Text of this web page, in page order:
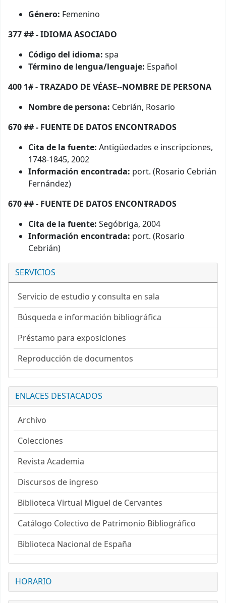
SERVICIOS
Servicio de estudio y consulta en sala
Búsqueda e información bibliográfica
Préstamo para exposiciones
Reproducción de documentos
ENLACES DESTACADOS
Archivo
Colecciones
Revista Academia
Discursos de ingreso
Biblioteca Virtual Miguel de Cervantes
Catálogo Colectivo de Patrimonio Bibliográfico
Biblioteca Nacional de España
HORARIO
Género: Femenino
377 ## - IDIOMA ASOCIADO
Código del idioma: spa
Término de lengua/lenguaje: Español
400 1# - TRAZADO DE VÉASE--NOMBRE DE PERSONA
Nombre de persona: Cebrián, Rosario
670 ## - FUENTE DE DATOS ENCONTRADOS
Cita de la fuente: Antigüedades e inscripciones,
1748-1845, 2002
Información encontrada: port. (Rosario Cebrián
Fernández)
670 ## - FUENTE DE DATOS ENCONTRADOS
Cita de la fuente: Segóbriga, 2004
Información encontrada: port. (Rosario
Cebrián)